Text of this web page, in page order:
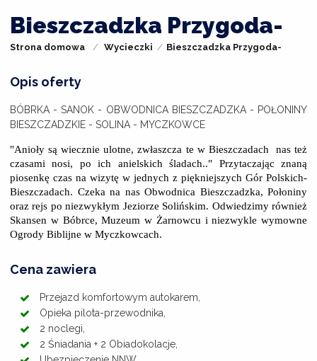
Bieszczadzka Przygoda-
Strona domowa Wycieczki Bieszczadzka Przygoda-
Opis oferty
BÓBRKA - SANOK - OBWODNICA BIESZCZADZKA - POŁONINY
BIESZCZADZKIE - SOLINA - MYCZKOWCE
"Anioły są wiecznie ulotne, zwłaszcza te w Bieszczadach nas też
czasami nosi, po ich anielskich śladach.." Przytaczając znaną
piosenkę czas na wizytę w jednych z piękniejszych Gór Polskich-
Bieszczadach. Czeka na nas Obwodnica Bieszczadzka, Połoniny
oraz rejs po niezwykłym Jeziorze Solińskim. Odwiedzimy również
Skansen w Bóbrce, Muzeum w Żarnowcu i niezwykle wymowne
Ogrody Biblijne w Myczkowcach.
Cena zawiera
Przejazd komfortowym autokarem,
Opieka pilota-przewodnika,
2 noclegi,
2 Śniadania + 2 Obiadokolacje,